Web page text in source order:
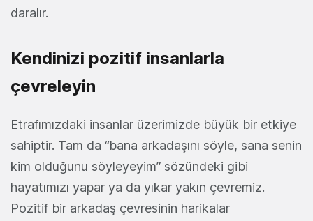
daralır.
Kendinizi pozitif insanlarla
çevreleyin
Etrafımızdaki insanlar üzerimizde büyük bir etkiye
sahiptir. Tam da “bana arkadaşını söyle, sana senin
kim olduğunu söyleyeyim” sözündeki gibi
hayatımızı yapar ya da yıkar yakın çevremiz.
Pozitif bir arkadaş çevresinin harikalar